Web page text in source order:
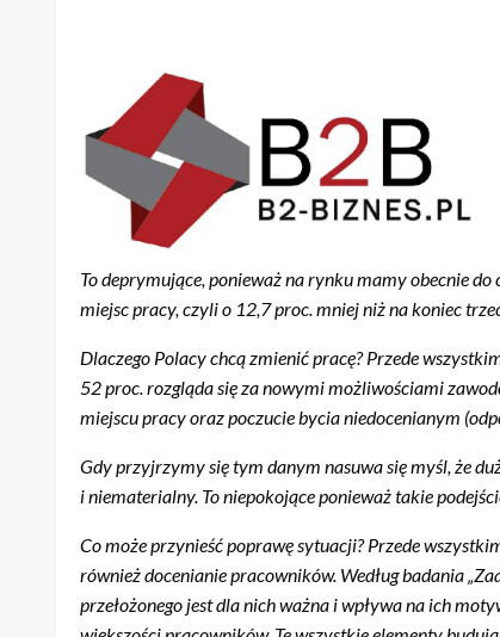
To deprymujące, ponieważ na rynku mamy obecnie
miejsc pracy, czyli o 12,7 proc. mniej niż na koniec
Dlaczego Polacy chcą zmienić pracę? Przede
52 proc. rozgląda się za nowymi możliwościami
miejscu pracy oraz poczucie bycia niedocenianym
Gdy przyjrzymy się tym danym nasuwa się myśl, że
i niematerialny. To niepokojące ponieważ takie
Co może przynieść poprawę sytuacji? Przede
również docenianie pracowników. Według badania
przełożonego jest dla nich ważna i wpływa na ich